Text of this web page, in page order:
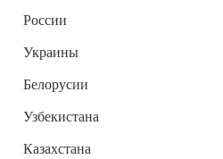
России
Украины
Белорусии
Узбекистана
Казахстана